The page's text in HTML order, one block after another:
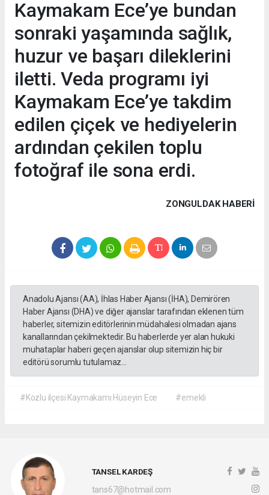
Kaymakam Ece’ye bundan
sonraki yaşamında sağlık,
huzur ve başarı dileklerini
iletti. Veda programı iyi
Kaymakam Ece’ye takdim
edilen çiçek ve hediyelerin
ardından çekilen toplu
fotoğraf ile sona erdi.
ZONGULDAK HABERİ
Anadolu Ajansı (AA), İhlas Haber Ajansı (İHA), Demirören
Haber Ajansı (DHA) ve diğer ajanslar tarafından eklenen tüm
haberler, sitemizin editörlerinin müdahalesi olmadan ajans
kanallarından çekilmektedir. Bu haberlerde yer alan hukuki
muhataplar haberi geçen ajanslar olup sitemizin hiç bir
editörü sorumlu tutulamaz...
#Kozlu ilçesi Kaymakamı Hüseyin Ece #emekli
TANSEL KARDEŞ
tans67@hotmail.com